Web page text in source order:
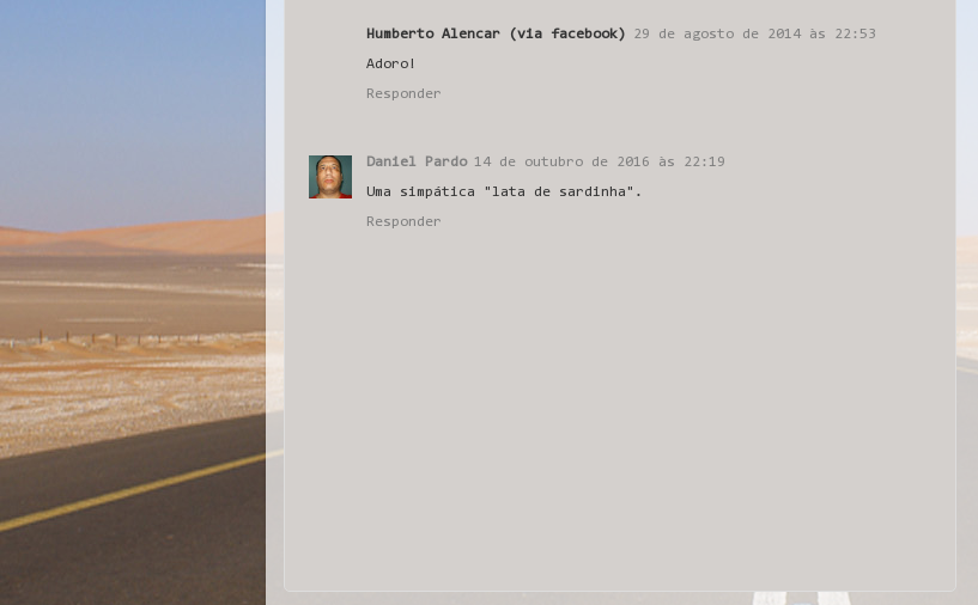
Humberto Alencar (via facebook) 29 de agosto de 2014 às 22:53
Adoro!
Responder
Daniel Pardo 14 de outubro de 2016 às 22:19
Uma simpática "lata de sardinha".
Responder